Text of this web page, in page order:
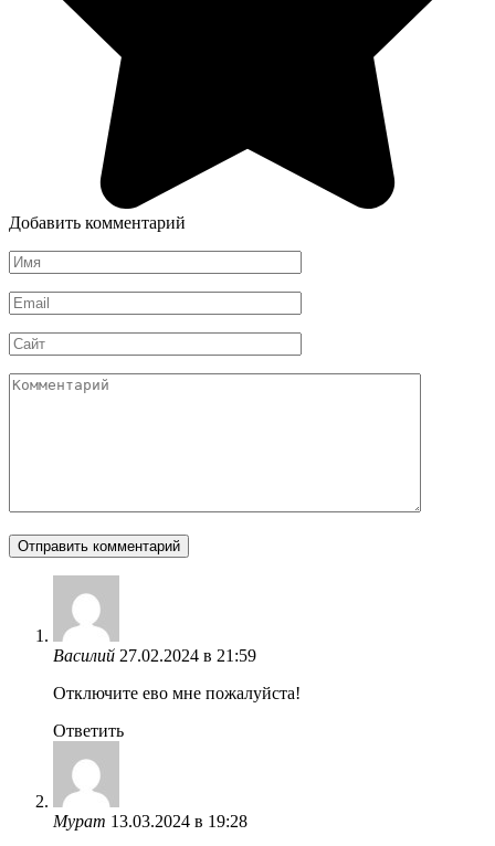
Добавить комментарий
Имя
*
Email
*
Сайт
Комментарий
Василий 27.02.2024 в 21:59
Отключите ево мне пожалуйста!
Ответить
Мурат 13.03.2024 в 19:28